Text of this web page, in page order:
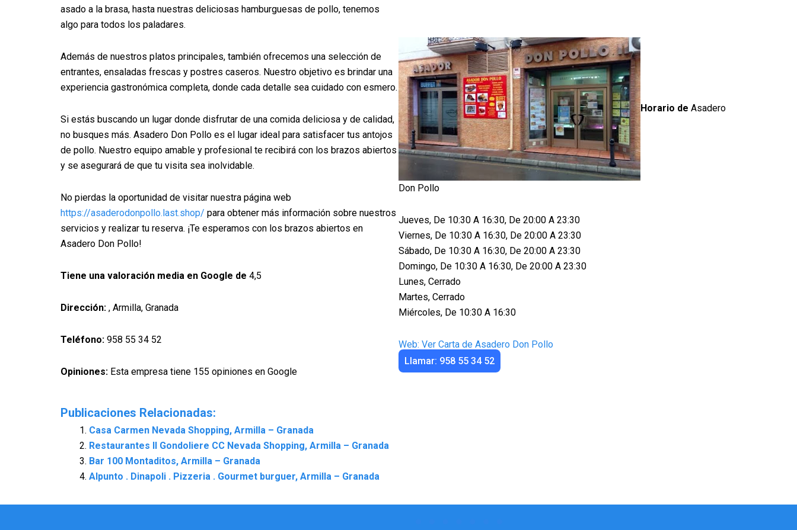
asado a la brasa, hasta nuestras deliciosas hamburguesas de pollo, tenemos
algo para todos los paladares.
Además de nuestros platos principales, también ofrecemos una selección de
entrantes, ensaladas frescas y postres caseros. Nuestro objetivo es brindar una
experiencia gastronómica completa, donde cada detalle sea cuidado con esmero.
Si estás buscando un lugar donde disfrutar de una comida deliciosa y de calidad,
no busques más. Asadero Don Pollo es el lugar ideal para satisfacer tus antojos
de pollo. Nuestro equipo amable y profesional te recibirá con los brazos abiertos
y se asegurará de que tu visita sea inolvidable.
No pierdas la oportunidad de visitar nuestra página web
https://asaderodonpollo.last.shop/ para obtener más información sobre nuestros
servicios y realizar tu reserva. ¡Te esperamos con los brazos abiertos en
Asadero Don Pollo!
Tiene una valoración media en Google de 4,5
Dirección: , Armilla, Granada
Teléfono: 958 55 34 52
Opiniones: Esta empresa tiene 155 opiniones en Google
Horario de Asadero
Don Pollo
Jueves, De 10:30 A 16:30, De 20:00 A 23:30
Viernes, De 10:30 A 16:30, De 20:00 A 23:30
Sábado, De 10:30 A 16:30, De 20:00 A 23:30
Domingo, De 10:30 A 16:30, De 20:00 A 23:30
Lunes, Cerrado
Martes, Cerrado
Miércoles, De 10:30 A 16:30
Web: Ver Carta de Asadero Don Pollo
Llamar: 958 55 34 52
Publicaciones Relacionadas:
Casa Carmen Nevada Shopping, Armilla – Granada
Restaurantes Il Gondoliere CC Nevada Shopping, Armilla – Granada
Bar 100 Montaditos, Armilla – Granada
Alpunto . Dinapoli . Pizzeria . Gourmet burguer, Armilla – Granada